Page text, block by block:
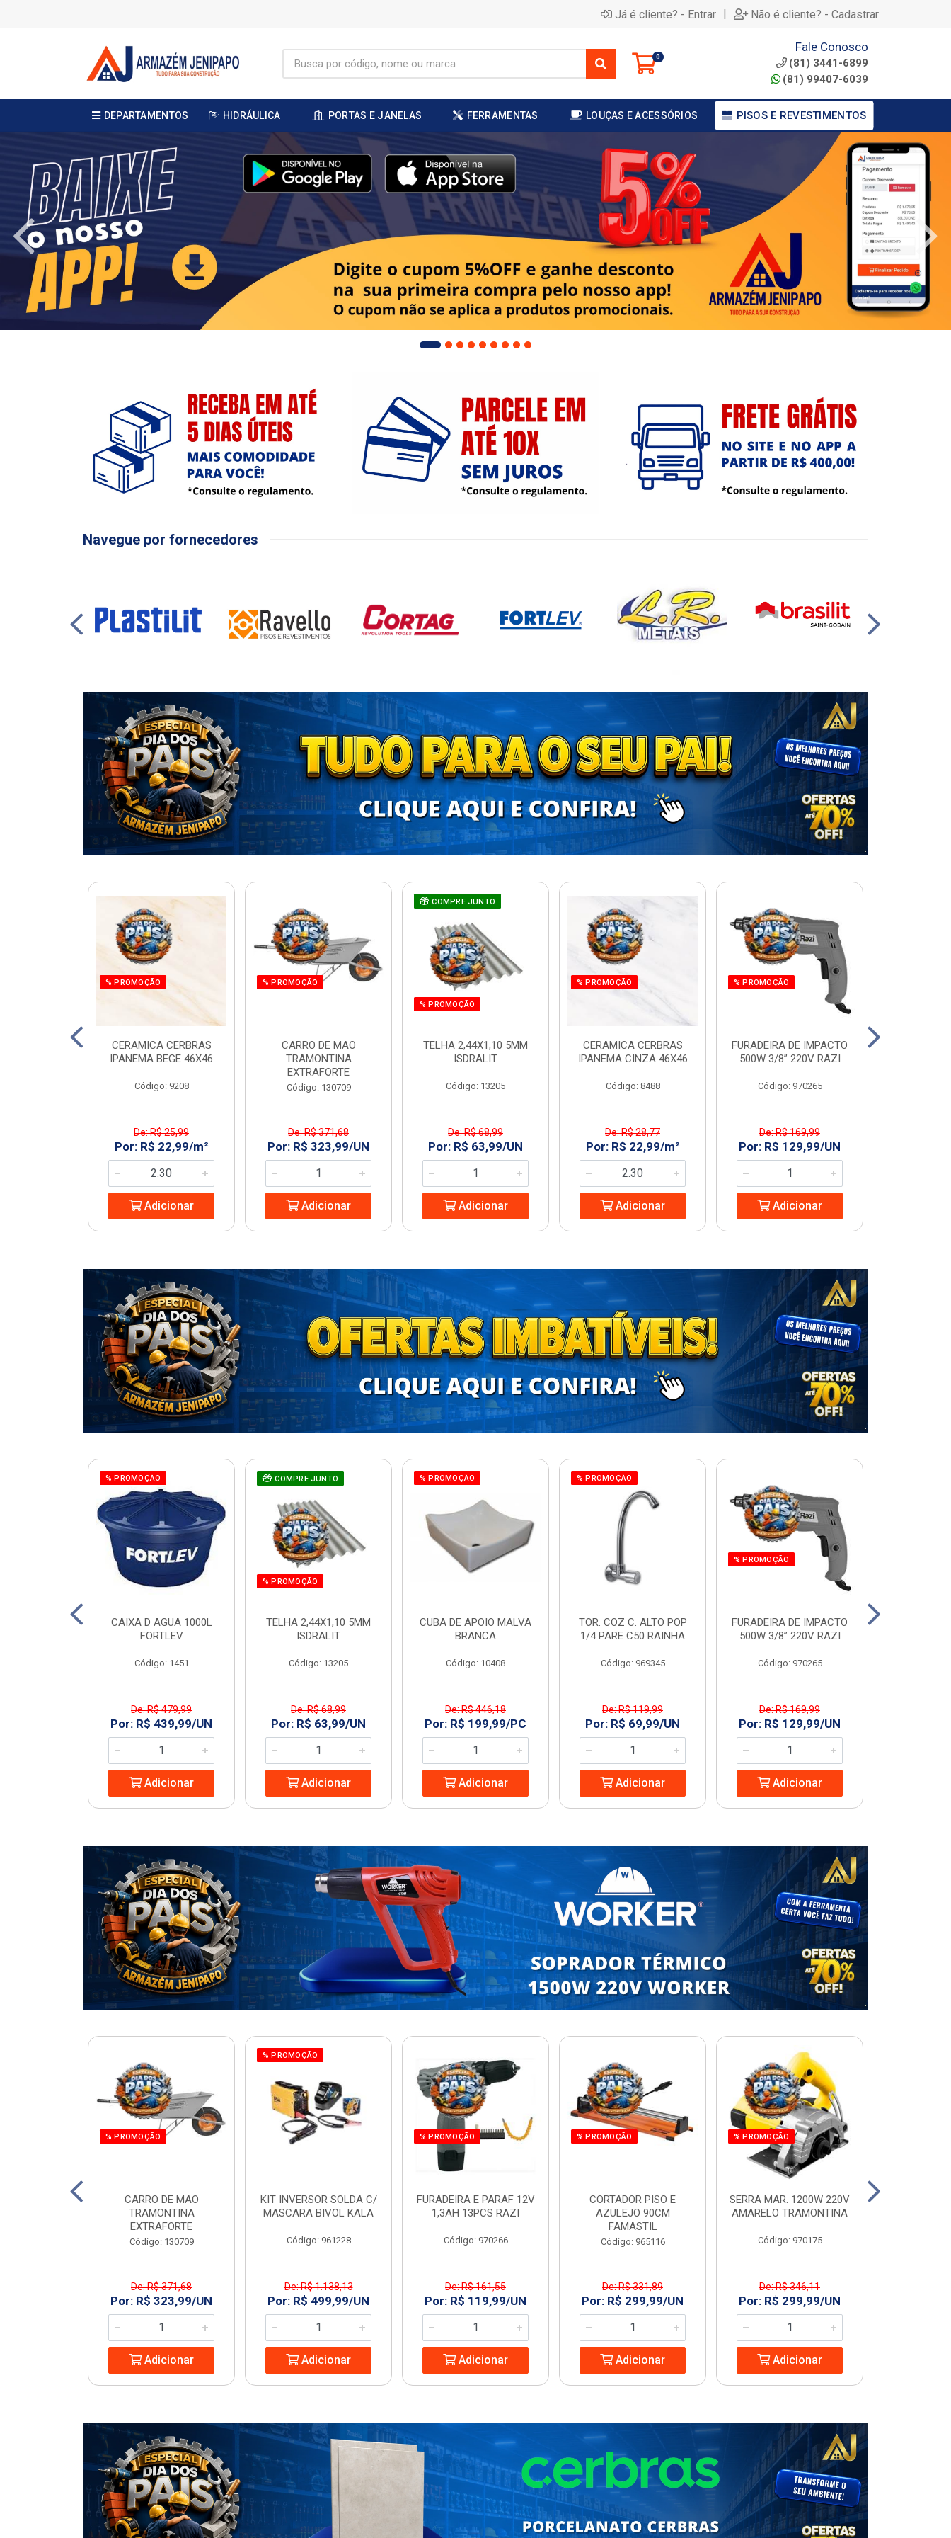
Já é cliente? - Entrar | Não é cliente? - Cadastrar
0
Fale Conosco
(81) 3441-6899
(81) 99407-6039
DEPARTAMENTOS HIDRÁULICA PORTAS E JANELAS FERRAMENTAS LOUÇAS E ACESSÓRIOS PISOS E REVESTIMENTOS
Navegue por fornecedores
% PROMOÇÃO
CERAMICA CERBRAS
IPANEMA BEGE 46X46
Código: 9208
De: R$ 25,99
Por: R$ 22,99/m²
Adicionar
% PROMOÇÃO
CARRO DE MAO
TRAMONTINA
EXTRAFORTE
Código: 130709
De: R$ 371,68
Por: R$ 323,99/UN
Adicionar
COMPRE JUNTO
% PROMOÇÃO
TELHA 2,44X1,10 5MM
ISDRALIT
Código: 13205
De: R$ 68,99
Por: R$ 63,99/UN
Adicionar
% PROMOÇÃO
CERAMICA CERBRAS
IPANEMA CINZA 46X46
Código: 8488
De: R$ 28,77
Por: R$ 22,99/m²
Adicionar
% PROMOÇÃO
FURADEIRA DE IMPACTO
500W 3/8” 220V RAZI
Código: 970265
De: R$ 169,99
Por: R$ 129,99/UN
Adicionar
% PROMOÇÃO
CAIXA D AGUA 1000L
FORTLEV
Código: 1451
De: R$ 479,99
Por: R$ 439,99/UN
Adicionar
COMPRE JUNTO
% PROMOÇÃO
TELHA 2,44X1,10 5MM
ISDRALIT
Código: 13205
De: R$ 68,99
Por: R$ 63,99/UN
Adicionar
% PROMOÇÃO
CUBA DE APOIO MALVA
BRANCA
Código: 10408
De: R$ 446,18
Por: R$ 199,99/PC
Adicionar
% PROMOÇÃO
TOR. COZ C. ALTO POP
1/4 PARE C50 RAINHA
Código: 969345
De: R$ 119,99
Por: R$ 69,99/UN
Adicionar
% PROMOÇÃO
FURADEIRA DE IMPACTO
500W 3/8” 220V RAZI
Código: 970265
De: R$ 169,99
Por: R$ 129,99/UN
Adicionar
% PROMOÇÃO
CARRO DE MAO
TRAMONTINA
EXTRAFORTE
Código: 130709
De: R$ 371,68
Por: R$ 323,99/UN
Adicionar
% PROMOÇÃO
KIT INVERSOR SOLDA C/
MASCARA BIVOL KALA
Código: 961228
De: R$ 1.138,13
Por: R$ 499,99/UN
Adicionar
% PROMOÇÃO
FURADEIRA E PARAF 12V
1,3AH 13PCS RAZI
Código: 970266
De: R$ 161,55
Por: R$ 119,99/UN
Adicionar
% PROMOÇÃO
CORTADOR PISO E
AZULEJO 90CM
FAMASTIL
Código: 965116
De: R$ 331,89
Por: R$ 299,99/UN
Adicionar
% PROMOÇÃO
SERRA MAR. 1200W 220V
AMARELO TRAMONTINA
Código: 970175
De: R$ 346,11
Por: R$ 299,99/UN
Adicionar